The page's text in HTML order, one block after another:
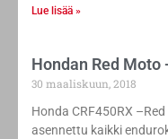
Lue lisää »
Hondan Red
30 maaliskuun, 2018
Honda CRF450RX
asennettu kaikki